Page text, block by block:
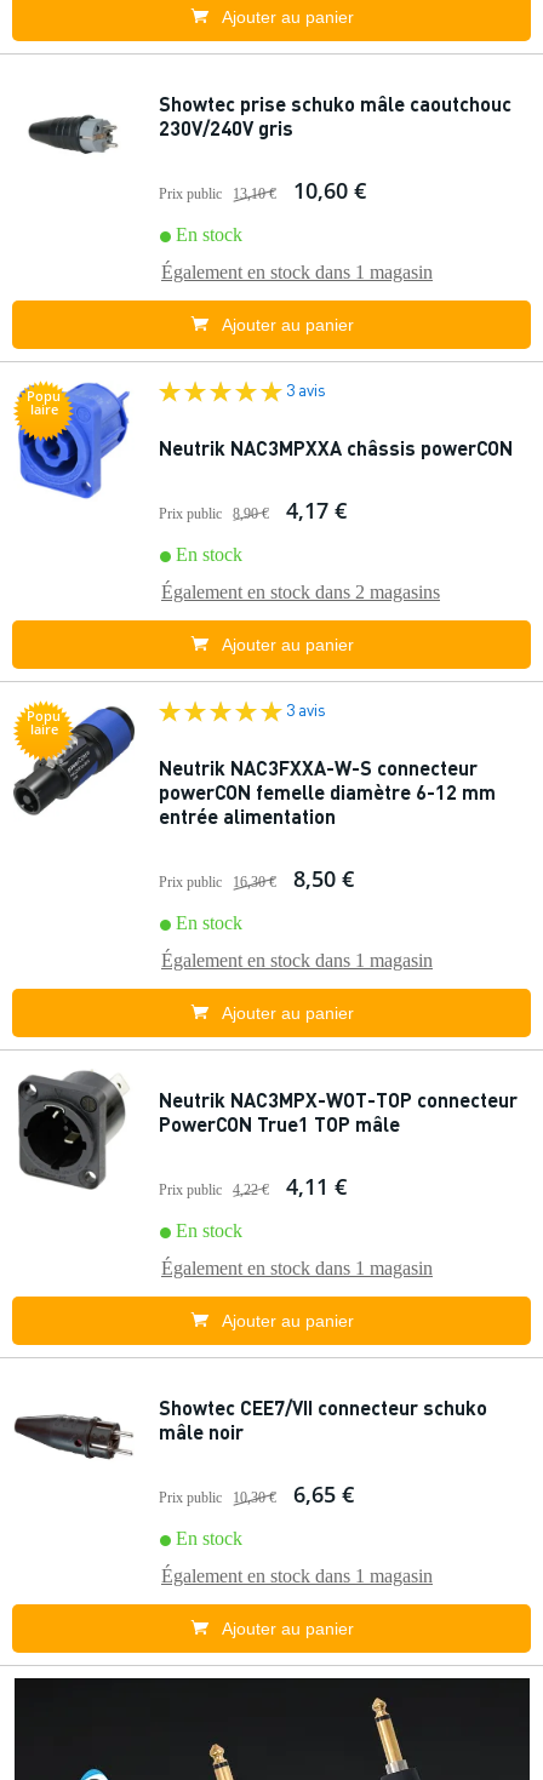
Ajouter au panier
Showtec prise schuko mâle caoutchouc
230V/240V gris
Prix public 13,10 € 10,60 €
En stock
Également en stock dans 1 magasin
Ajouter au panier
Popu
laire
3 avis
Neutrik NAC3MPXXA châssis powerCON
Prix public 8,90 € 4,17 €
En stock
Également en stock dans 2 magasins
Ajouter au panier
Popu
laire
3 avis
Neutrik NAC3FXXA-W-S connecteur
powerCON femelle diamètre 6-12 mm
entrée alimentation
Prix public 16,30 € 8,50 €
En stock
Également en stock dans 1 magasin
Ajouter au panier
Neutrik NAC3MPX-WOT-TOP connecteur
PowerCON True1 TOP mâle
Prix public 4,22 € 4,11 €
En stock
Également en stock dans 1 magasin
Ajouter au panier
Showtec CEE7/VII connecteur schuko
mâle noir
Prix public 10,30 € 6,65 €
En stock
Également en stock dans 1 magasin
Ajouter au panier